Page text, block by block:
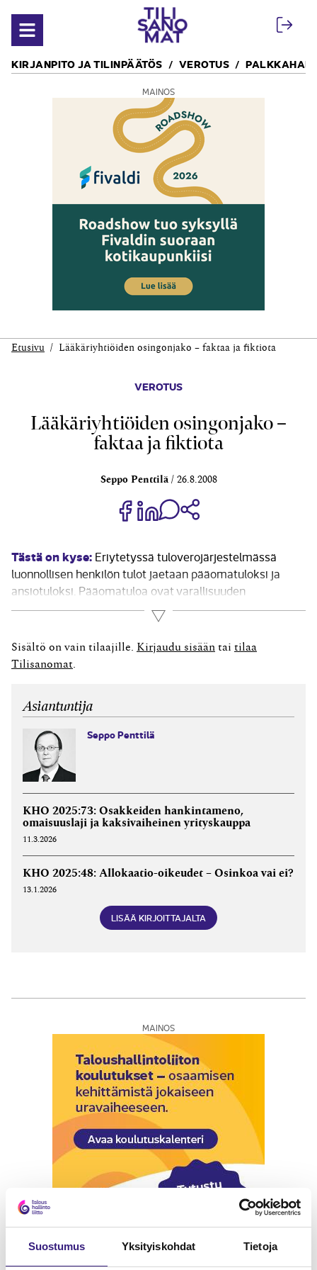
Suostumus Yksityiskohdat Tietoja
Avaa valikko
KIRJANPITO JA TILINPÄÄTÖS VEROTUS
MAINOS
Etusivu Lääkäriyhtiöiden osingonjako – faktaa ja fiktiota
VEROTUS
Lääkäriyhtiöiden osingonjako –
faktaa ja fiktiota
Seppo Penttilä 26.8.2008
Jaa Share on Facebook
Jaa Share on LinkedIn
Jaa WhatsApp-viestinä
Tästä on kyse: Eriytetyssä tuloverojärjestelmässä
luonnollisen henkilön tulot jaetaan pääomatuloksi ja
ansiotuloksi. Pääomatuloa ovat varallisuuden
kerryttämät tulot ja kaikki muut tulot ovat ansiotuloa.
Muusta kuin julkisesti noteeratusta yhtiöstä saatu
osinko voi yksityishenkilön verotuksessa olla
verovapaata tuloa, veronalaista pääomatuloa tai
Lue lisää
Sisältö on vain tilaajille. Kirjaudu sisään tai tilaa
Tilisanomat
Asiantuntija
Seppo Penttilä
KHO 2025:73: Osakkeiden hankintameno,
omaisuuslaji ja kaksivaiheinen yrityskauppa
11.3.2026
KHO 2025:48: Allokaatio-oikeudet – Osinkoa vai ei?
13.1.2026
LISÄÄ KIRJOITTAJALTA
MAINOS